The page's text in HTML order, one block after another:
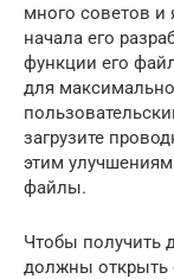
много советов и
начала его
функции его
для
загрузите
этим
файлы.
Чтобы получить
должны открыть